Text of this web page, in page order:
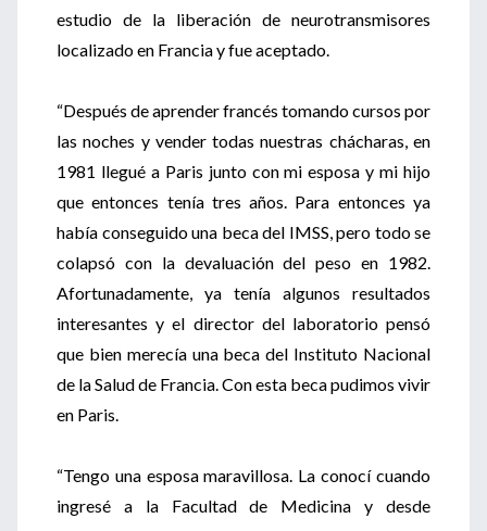
estudio de la liberación de neurotransmisores
localizado en Francia y fue aceptado.
“Después de aprender francés tomando cursos por
las noches y vender todas nuestras chácharas, en
1981 llegué a Paris junto con mi esposa y mi hijo
que entonces tenía tres años. Para entonces ya
había conseguido una beca del IMSS, pero todo se
colapsó con la devaluación del peso en 1982.
Afortunadamente, ya tenía algunos resultados
interesantes y el director del laboratorio pensó
que bien merecía una beca del Instituto Nacional
de la Salud de Francia. Con esta beca pudimos vivir
en Paris.
“Tengo una esposa maravillosa. La conocí cuando
ingresé a la Facultad de Medicina y desde